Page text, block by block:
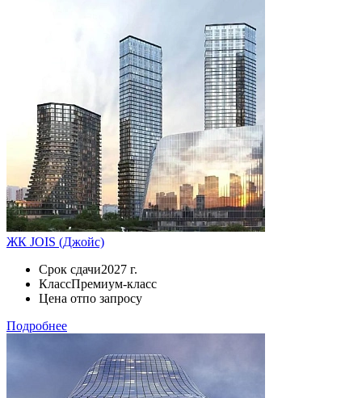
ЖК JOIS (Джойс)
Срок сдачи2027 г.
КлассПремиум-класс
Цена отпо запросу
Подробнее